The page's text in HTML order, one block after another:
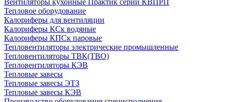
Вентиляторы кухонные Практик серии КВПРП
Тепловое оборудование
Калориферы для вентиляции
Калориферы КСк водяные
Калориферы КПСк паровые
Тепловентиляторы электрические промышленные
Тепловентиляторы ТВК(ТВО)
Тепловентиляторы КЭВ
Тепловые завесы
Тепловые завесы ЭТЗ
Тепловые завесы КЭВ